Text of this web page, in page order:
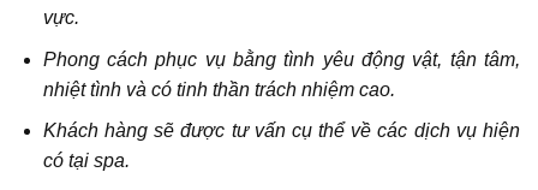
vực.
Phong cách phục vụ bằng tình yêu động vật, tận tâm,
nhiệt tình và có tinh thần trách nhiệm cao.
Khách hàng sẽ được tư vấn cụ thể về các dịch vụ hiện
có tại spa.